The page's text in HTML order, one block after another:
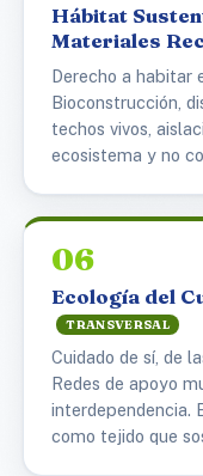
Hábitat
Materiales
Derecho a habitar
Bioconstrucción,
techos vivos,
ecosistema y no
06
Ecología del
TRANSVERSAL
Cuidado de sí, de
Redes de apoyo
interdependencia.
como tejido que